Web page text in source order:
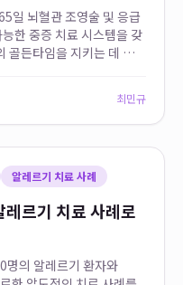
일 뇌혈관 조영술 및 응급
한 중증 치료 시스템을 갖
든타임을 지키는 데 핵심
최민규
알레르기 치료 사례
르기 치료 사례로
명의 알레르기 환자와